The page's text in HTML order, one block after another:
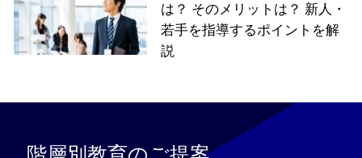
は？ そのメリットは？ 新人・
若手を指導するポイントを解
説